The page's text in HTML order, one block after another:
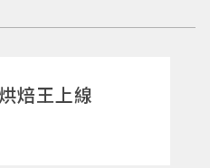
焙王上線